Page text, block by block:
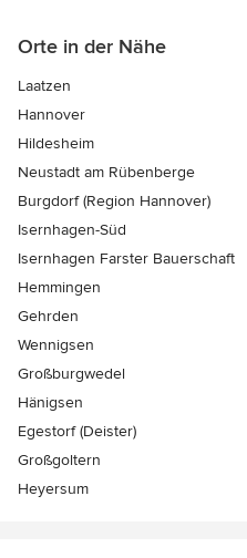
Orte in der Nähe
Laatzen
Hannover
Hildesheim
Neustadt am Rübenberge
Burgdorf (Region Hannover)
Isernhagen-Süd
Isernhagen Farster Bauerschaft
Hemmingen
Gehrden
Wennigsen
Großburgwedel
Hänigsen
Egestorf (Deister)
Großgoltern
Heyersum